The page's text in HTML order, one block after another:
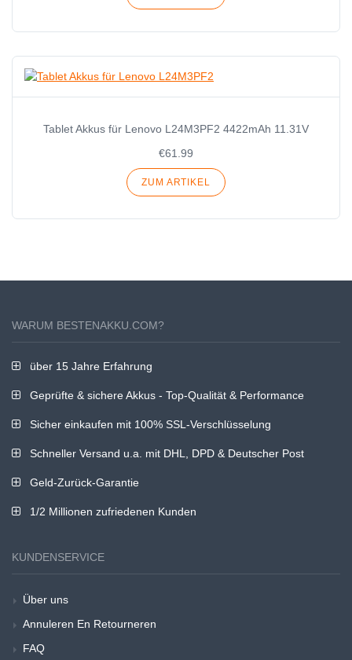
Tablet Akkus für Lenovo L24M3PF2 4422mAh 11.31V
€61.99
ZUM ARTIKEL
WARUM BESTENAKKU.COM?
über 15 Jahre Erfahrung
Geprüfte & sichere Akkus - Top-Qualität & Performance
Sicher einkaufen mit 100% SSL-Verschlüsselung
Schneller Versand u.a. mit DHL, DPD & Deutscher Post
Geld-Zurück-Garantie
1/2 Millionen zufriedenen Kunden
KUNDENSERVICE
Über uns
Annuleren En Retourneren
FAQ